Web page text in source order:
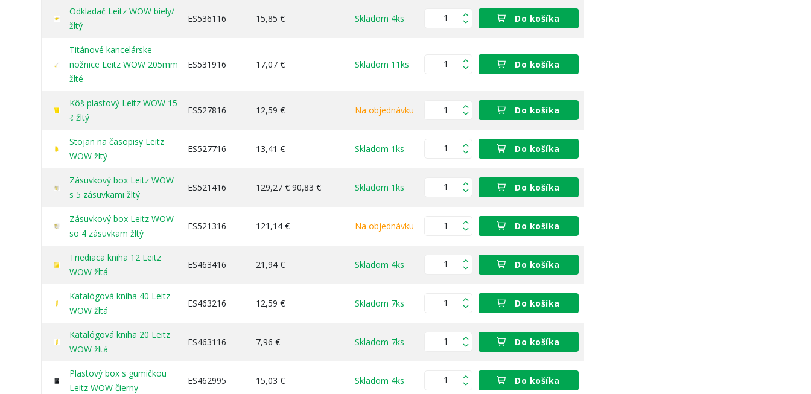
Odkladač Leitz WOW biely/
žltý
ES536116 15,85 € Skladom 4ks Do košíka
Titánové kancelárske
nožnice Leitz WOW 205mm
žlté
ES531916 17,07 € Skladom 11ks Do košíka
Kôš plastový Leitz WOW 15
ℓ žltý
ES527816 12,59 € Na objednávku Do košíka
Stojan na časopisy Leitz
WOW žltý
ES527716 13,41 € Skladom 1ks Do košíka
Zásuvkový box Leitz WOW
s 5 zásuvkami žltý
ES521416 129,27 € 90,83 € Skladom 1ks Do košíka
Zásuvkový box Leitz WOW
so 4 zásuvkam žltý
ES521316 121,14 € Na objednávku Do košíka
Triediaca kniha 12 Leitz
WOW žltá
ES463416 21,94 € Skladom 4ks Do košíka
Katalógová kniha 40 Leitz
WOW žltá
ES463216 12,59 € Skladom 7ks Do košíka
Katalógová kniha 20 Leitz
WOW žltá
ES463116 7,96 € Skladom 7ks Do košíka
Plastový box s gumičkou
Leitz WOW čierny
ES462995 15,03 € Skladom 4ks Do košíka